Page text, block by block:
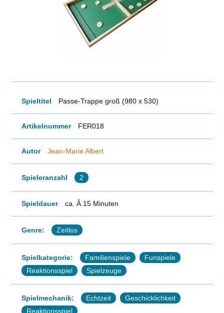
Spieltitel Passe-Trappe groß (980 x 530)
Artikelnummer FER018
Autor Jean-Marie Albert
Spieleranzahl 2
Spieldauer ca. Â 15 Minuten
Genre: Zeitlos
Spielkategorie: Familienspiele
Funspiele
Reaktionsspiel
Spielzeuge
Spielmechanik: Echtzeit
Geschicklichkeit
Reaktionsspiel